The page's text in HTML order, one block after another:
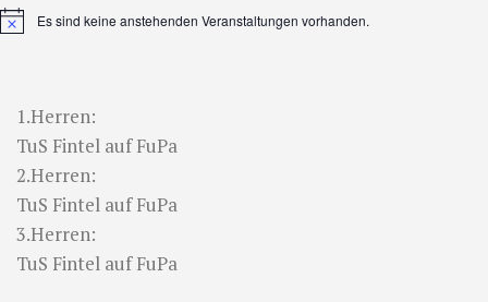
HinweisEs sind keine anstehenden Veranstaltungen vorhanden.
1.Herren:
TuS Fintel auf FuPa
2.Herren:
TuS Fintel auf FuPa
3.Herren:
TuS Fintel auf FuPa